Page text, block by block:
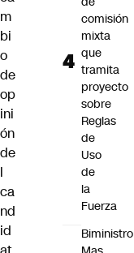
m
bi
o
de
op
ini
ón
de
l
ca
nd
id
comisión
mixta
que
tramita
proyecto
sobre
Reglas
de
Uso
de
la
Fuerza
Biministro